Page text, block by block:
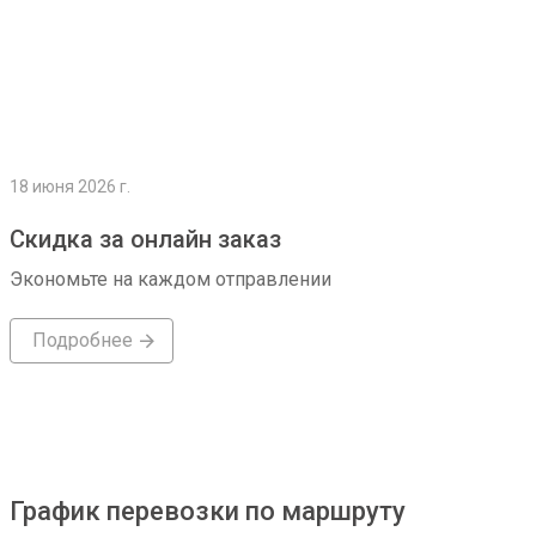
18 июня 2026 г.
Скидка за онлайн заказ
Экономьте на каждом отправлении
Подробнее
График перевозки по маршруту